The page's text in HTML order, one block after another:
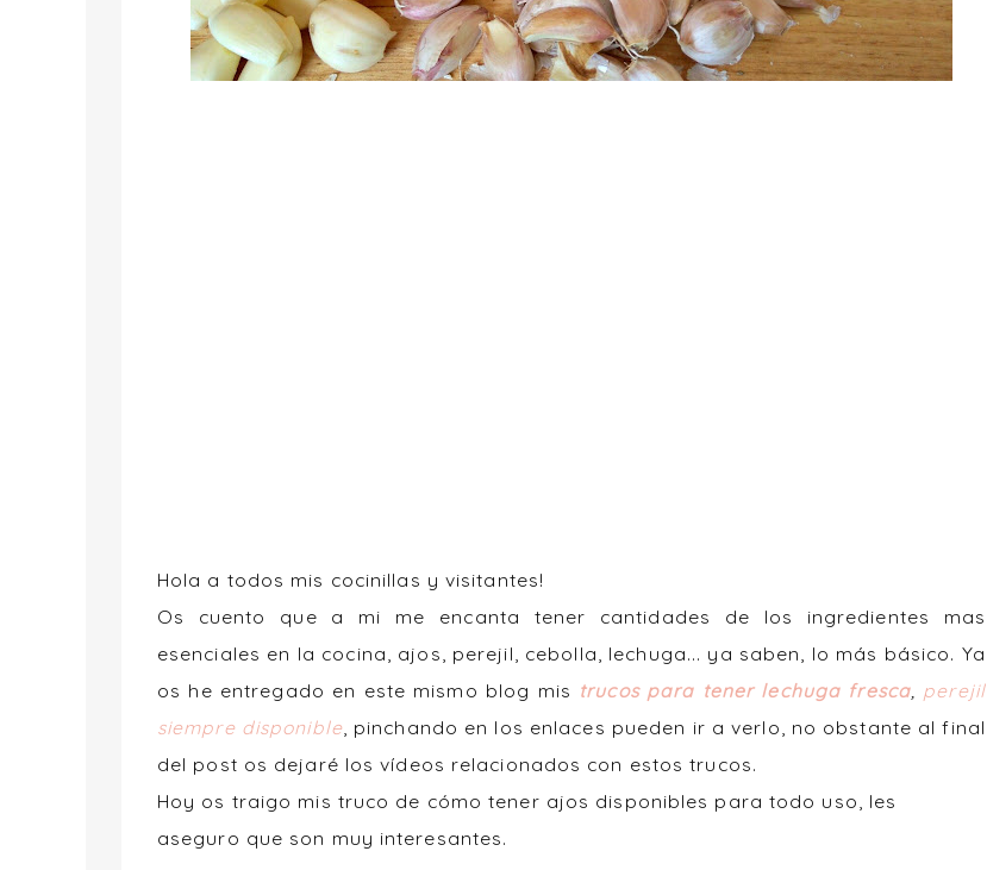
Hola a todos mis cocinillas y visitantes!
Os cuento que a mi me encanta tener cantidades de los ingredientes mas
esenciales en la cocina, ajos, perejil, cebolla, lechuga... ya saben, lo más básico. Ya
os he entregado en este mismo blog mis trucos para tener lechuga fresca, perejil
siempre disponible, pinchando en los enlaces pueden ir a verlo, no obstante al final
del post os dejaré los vídeos relacionados con estos trucos.
Hoy os traigo mis truco de cómo tener ajos disponibles para todo uso, les
aseguro que son muy interesantes.